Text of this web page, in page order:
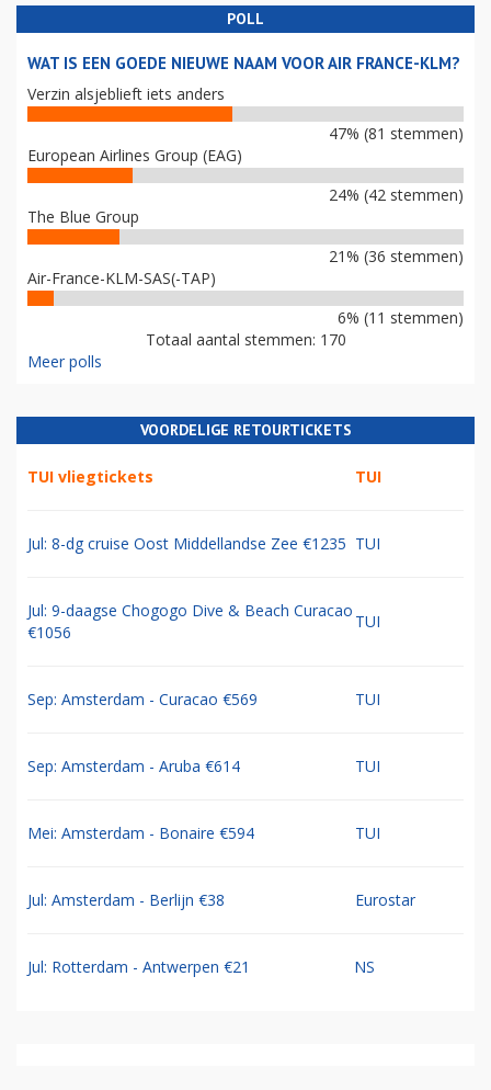
POLL
WAT IS EEN GOEDE NIEUWE NAAM VOOR AIR FRANCE-KLM?
Verzin alsjeblieft iets anders
47% (81 stemmen)
European Airlines Group (EAG)
24% (42 stemmen)
The Blue Group
21% (36 stemmen)
Air-France-KLM-SAS(-TAP)
6% (11 stemmen)
Totaal aantal stemmen: 170
Meer polls
VOORDELIGE RETOURTICKETS
TUI vliegtickets TUI
Jul: 8-dg cruise Oost Middellandse Zee €1235 TUI
Jul: 9-daagse Chogogo Dive & Beach Curacao
€1056
TUI
Sep: Amsterdam - Curacao €569 TUI
Sep: Amsterdam - Aruba €614 TUI
Mei: Amsterdam - Bonaire €594 TUI
Jul: Amsterdam - Berlijn €38 Eurostar
Jul: Rotterdam - Antwerpen €21 NS